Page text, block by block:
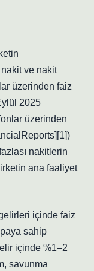
ve nakit
üzerinden faiz
2025
üzerinden
nakitlerin
ana faaliyet
içinde faiz
sahip
içinde %1–2
savunma